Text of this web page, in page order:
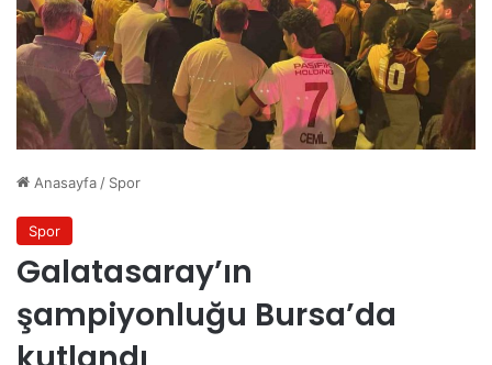
Anasayfa / Spor
Spor
Galatasaray’ın
şampiyonluğu Bursa’da